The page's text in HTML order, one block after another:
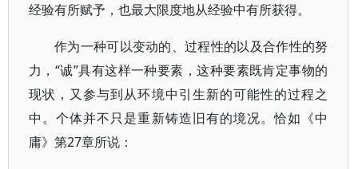
经验有所赋予，也最大限度地从经验中有所获得。
作为一种可以变动的、过程性的以及合作性的努
力，“诚”具有这样一种要素，这种要素既肯定事物的
现状，又参与到从环境中引生新的可能性的过程之
中。个体并不只是重新铸造旧有的境况。恰如《中
庸》第27章所说：